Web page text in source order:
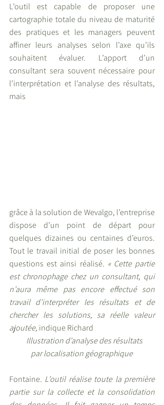
L’outil est capable de proposer une
cartographie totale du niveau de maturité
des pratiques et les managers peuvent
affiner leurs analyses selon l’axe qu’ils
souhaitent évaluer. L’apport d’un
consultant sera souvent nécessaire pour
l’interprétation et l’analyse des résultats,
mais
grâce à la solution de Wevalgo, l’entreprise
dispose d’un point de départ pour
quelques dizaines ou centaines d’euros.
Tout le travail initial de poser les bonnes
questions est ainsi réalisé. « Cette partie
est chronophage chez un consultant, qui
n’aura même pas encore effectué son
travail d’interpréter les résultats et de
chercher les solutions, sa réelle valeur
ajoutée, indique Richard
Illustration d’analyse des résultats
              par localisation géographique
Fontaine. L’outil réalise toute la première
partie sur la collecte et la consolidation